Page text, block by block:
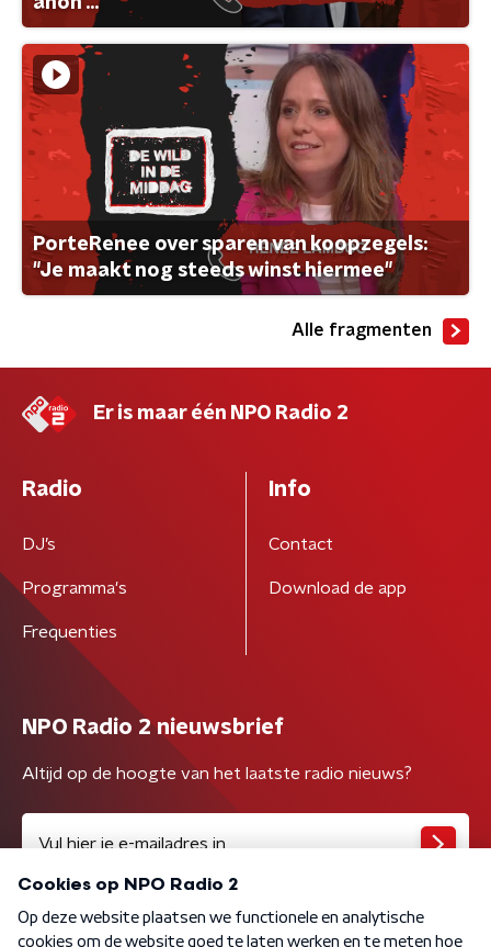
PorteRenee over sparen van koopzegels:
"Je maakt nog steeds winst hiermee"
Alle fragmenten
Er is maar één NPO Radio 2
Radio
DJ’s
Programma's
Frequenties
Info
Contact
Download de app
NPO Radio 2 nieuwsbrief
Altijd op de hoogte van het laatste radio nieuws?